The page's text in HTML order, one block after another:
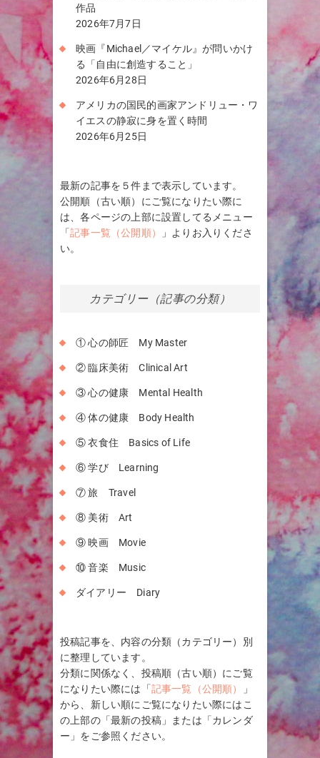
作品
2026年7月7日
映画『Michael／マイケル』が問いかけ
る「自由に創造すること」
2026年6月28日
アメリカの国民的画家アンドリュー・ワ
イエスの静寂に身を置く時間
2026年6月25日
最新の記事を５件まで表示しています。
公開順（古い順）にご覧になりたい際に
は、各ページの上部に設置してるメニュー
「記事一覧（公開順）
」よりお入りくださ
い。
カテゴリー（記事の分類）
① 心の師匠 My Master
② 臨床美術 Clinical Art
③ 心の健康 Mental Health
④ 体の健康 Body Health
⑤ 衣食住 Basics of Life
⑥ 学び Learning
⑦ 旅 Travel
⑧ 美術 Art
⑨ 映画 Movie
⑩ 音楽 Music
ダイアリー Diary
投稿記事を、内容の分類（カテゴリー）別
に整理しています。
分類に関係なく、投稿順（古い順）にご覧
になりたい際には「記事一覧（公開順）
」
から、新しい順にご覧になりたい際にはこ
の上部の「最新の投稿」または「カレンダ
ー」をご参照ください。